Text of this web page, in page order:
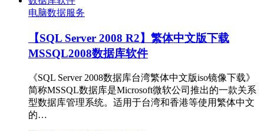
电脑数据服务
【SQL Server 2008 R2】繁体中文版下载
MSSQL2008数据库软件
《SQL Server 2008数据库台湾繁体中文版iso镜像下载》
简称MSSQL数据库是Microsoft微软公司推出的一款关系
型数据库管理系统。适用于台湾和香港等使用繁体中文
的…